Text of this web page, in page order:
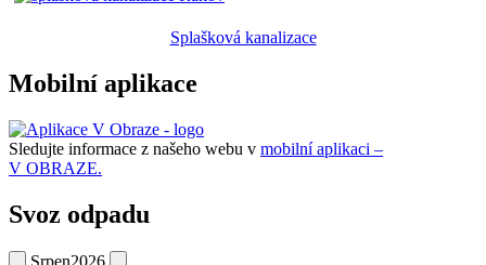
Splašková kanalizace
Mobilní aplikace
Sledujte informace z našeho webu v mobilní aplikaci –
V OBRAZE.
Svoz odpadu
Srpen2026